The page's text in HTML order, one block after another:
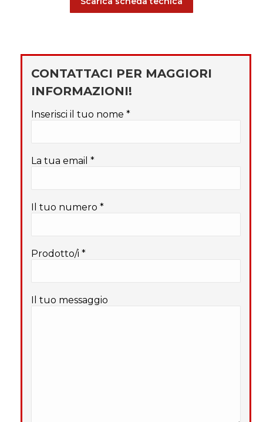
CONTATTACI PER MAGGIORI
INFORMAZIONI!
Inserisci il tuo nome *
La tua email *
Il tuo numero *
Prodotto/i *
Il tuo messaggio